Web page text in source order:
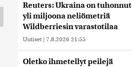
Reuters: Ukraina on tuhonnut
yli miljoona neliömetriä
Wildberriesin varastotilaa
Uutiset | 7.8.2026 21:55
Oletko ihmetellyt peilejä